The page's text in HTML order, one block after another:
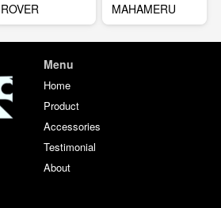
ROVER
SLINGBAG
MAHAMERU
WAISTBAG
Menu
Home
Product
Accessories
Testimonial
About